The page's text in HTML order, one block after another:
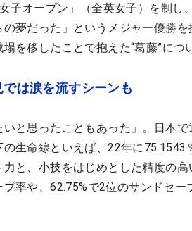
子オープン」（全英女子）を制し
夢だった」というメジャー優勝
を移したことで抱えた“葛藤”につ
では涙を流すシーンも
いと思ったこともあった」。日本
生命線といえば、22年に
と、小技をはじめとした精度の
率や、62.75%で2位のサンドセー